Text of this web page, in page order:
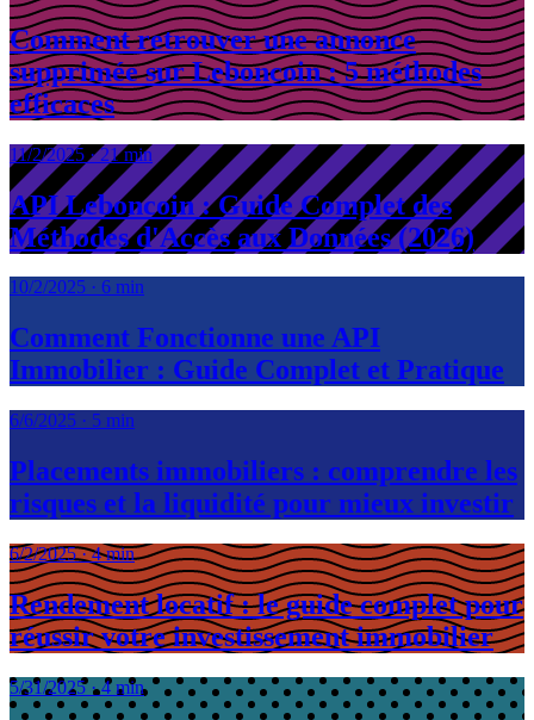
Comment retrouver une annonce
supprimée sur Leboncoin : 5 méthodes
efficaces
11/2/2025 · 21 min
API Leboncoin : Guide Complet des
Méthodes d'Accès aux Données (2026)
10/2/2025 · 6 min
Comment Fonctionne une API
Immobilier : Guide Complet et Pratique
6/6/2025 · 5 min
Placements immobiliers : comprendre les
risques et la liquidité pour mieux investir
6/2/2025 · 4 min
Rendement locatif : le guide complet pour
réussir votre investissement immobilier
5/31/2025 · 4 min